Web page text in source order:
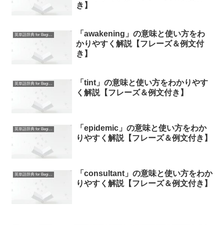
き】
英単語辞典 for Beginners
「awakening」の意味と使い方をわ
かりやすく解説【フレーズ＆例文付
き】
英単語辞典 for Beginners
「tint」の意味と使い方をわかりやす
く解説【フレーズ＆例文付き】
英単語辞典 for Beginners
「epidemic」の意味と使い方をわか
りやすく解説【フレーズ＆例文付き】
英単語辞典 for Beginners
「consultant」の意味と使い方をわか
りやすく解説【フレーズ＆例文付き】